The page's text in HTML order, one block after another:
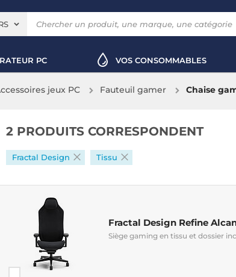
PC VOS CONSOMMABLES
jeux PC Fauteuil gamer Chaise
2 PRODUITS CORRESPONDENT
Fractal Design Tissu
Fractal Design Refine
Siège gaming en tissu et dossier